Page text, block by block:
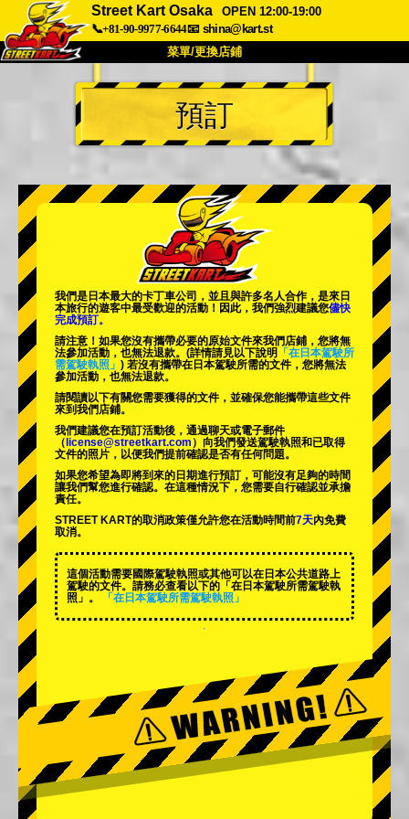
Street Kart Osaka
OPEN 12:00-19:00
📞+81-90-9977-6644📧 shina@kart.st
菜單/更換店鋪
首頁
關於 規格 價格
公司 預訂
更換店鋪
東京秋葉原#2
東京澀谷附屬 東京灣
東京淺草 大阪
沖繩
預訂
我們是日本最大的卡丁車公司，並且與許多名人合作，是來日
本旅行的遊客中最受歡迎的活動 ！因此，我們強烈建議您儘快
完成預訂。
請注意！如果您沒有攜帶必要的原始文件來我們店鋪，您將無
法參加活動，也無法退款。 (詳情請見以下說明
「在日本駕駛所
需駕駛執照」 ) 若沒有攜帶在日本駕駛所需的文件，您將無法
參加活動，也無法退款。
請閱讀以下有關您需要獲得的文件，並確保您能攜帶這些文件
來到我們店鋪。
我們建議您在預訂活動後，通過聊天或電子郵件
（ license@streetkart.com ）向我們發送駕駛執照和已取得
文件的照片，以便我們提前確認是否有任何問題。
如果您希望為即將到來的日期進行預訂，可能沒有足夠的時間
讓我們幫您進行確認。在這種情況下，您需要自行確認並承擔
責任。
STREET KART的取消政策僅允許您在活動時間前7天內免費
取消。
這個活動需要國際駕駛執照或其他可以在日本公共道路上
駕駛的文件。請務必查看以下的「在日本駕駛所需駕駛執
照」。
「在日本駕駛所需駕駛執照」